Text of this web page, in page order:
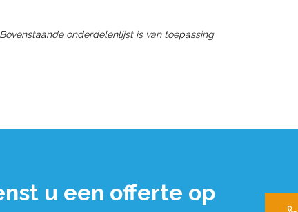
onderdelenlijst is van toepassing.
u een offerte op